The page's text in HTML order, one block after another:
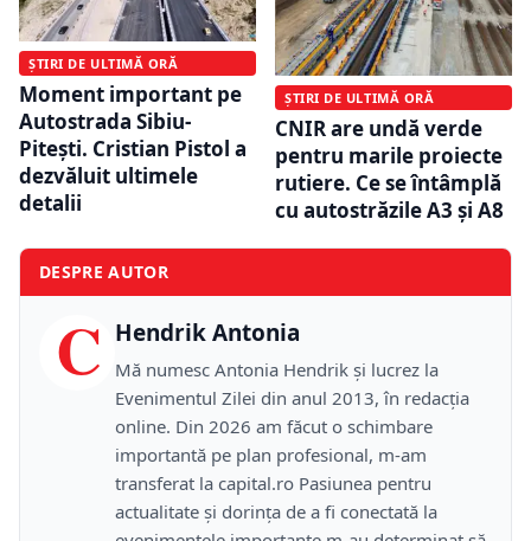
ȘTIRI DE ULTIMĂ ORĂ
Moment important pe
Autostrada Sibiu-
Pitești. Cristian Pistol a
dezvăluit ultimele
detalii
ȘTIRI DE ULTIMĂ ORĂ
CNIR are undă verde
pentru marile proiecte
rutiere. Ce se întâmplă
cu autostrăzile A3 și A8
DESPRE AUTOR
C Hendrik Antonia
Mă numesc Antonia Hendrik și lucrez la
Evenimentul Zilei din anul 2013, în redacția
online. Din 2026 am făcut o schimbare
importantă pe plan profesional, m-am
transferat la capital.ro Pasiunea pentru
actualitate și dorința de a fi conectată la